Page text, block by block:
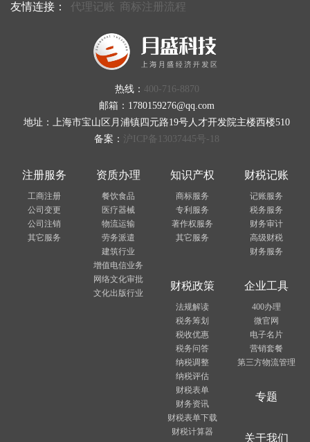
友情连接： 代理记账 商标注册流程
热线： 400-716-8870
邮箱：1780159276@qq.com
地址：上海市宝山区月浦镇四元路19号人才开发院主楼西楼510
备案： 沪ICP备13037445号-18
注册服务
工商注册
公司变更
公司注销
其它服务
资质办理
餐饮食品
医疗器械
物流运输
劳务派遣
建筑行业
增值电信业务
网络文化审批
文化出版行业
知识产权
商标服务
专利服务
著作权服务
其它服务
财税记账
记账服务
税务服务
财务审计
高级财税
财务服务
财税政策
法规解读
税务筹划
税收优惠
税务问答
纳税调整
纳税评估
财税表单
财务资讯
财税表单下载
财税计算器
企业工具
400办理
微官网
电子名片
营销套餐
第三方物流管理
专题
关于我们